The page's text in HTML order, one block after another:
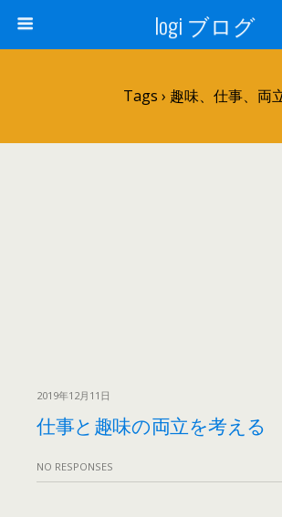
logi ブログ
Tags › 趣味、仕事、両
2019年12月11日
仕事と趣味の両立を考える
NO RESPONSES